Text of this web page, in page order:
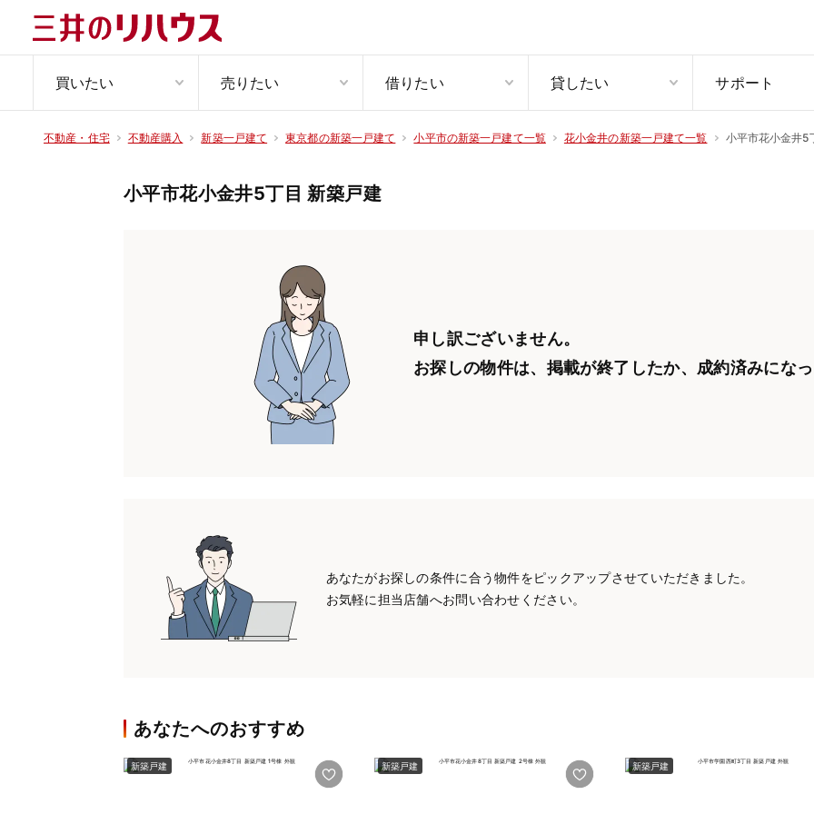
買いたい 売りたい 借りたい 貸したい サポート
不動産・住宅 不動産購入 新築一戸建て 東京都の新築一戸建て 小平市の新築一戸建て一覧 花小金井の新築一戸建て一覧 小平市花小金井5
小平市花小金井5丁目 新築戸建
申し訳ございません。
お探しの物件は、掲載が終了したか、 成約済みにな
あなたがお探しの条件に合う物件をピックアップさせていただきました。
お気軽に担当店舗へお問い合わせください。
あなたへのおすすめ
新築戸建 新築戸建 新築戸建